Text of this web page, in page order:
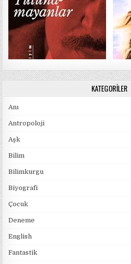
KATEGORILER
Anı
Antropoloji
Aşk
Bilim
Bilimkurgu
Biyografi
Çocuk
Deneme
English
Fantastik